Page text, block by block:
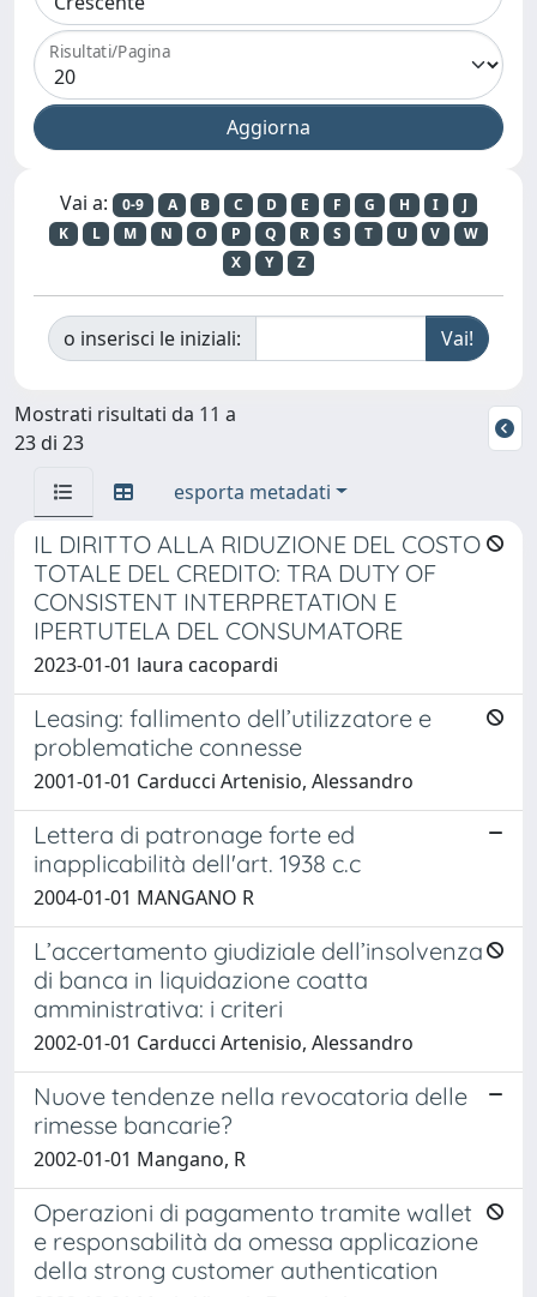
Risultati/Pagina
Vai a: 0-9 A B C D E F G H I
J
K
L M N O P Q R S T U V
W
X
Y Z
o inserisci le iniziali:
Mostrati risultati da 11 a
23 di 23
esporta metadati
IL DIRITTO ALLA RIDUZIONE DEL COSTO
TOTALE DEL CREDITO: TRA DUTY OF
CONSISTENT INTERPRETATION E
IPERTUTELA DEL CONSUMATORE
2023-01-01 laura cacopardi
Leasing: fallimento dell’utilizzatore e
problematiche connesse
2001-01-01 Carducci Artenisio, Alessandro
Lettera di patronage forte ed
inapplicabilità dell'art. 1938 c.c
2004-01-01 MANGANO R
L’accertamento giudiziale dell’insolvenza
di banca in liquidazione coatta
amministrativa: i criteri
2002-01-01 Carducci Artenisio, Alessandro
Nuove tendenze nella revocatoria delle
rimesse bancarie?
2002-01-01 Mangano, R
Operazioni di pagamento tramite wallet
e responsabilità da omessa applicazione
della strong customer authentication